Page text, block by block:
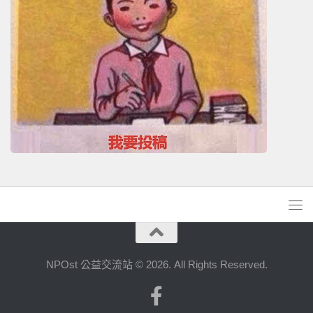
NPOst 公益交流站 © 2026. All Rights Reserved.